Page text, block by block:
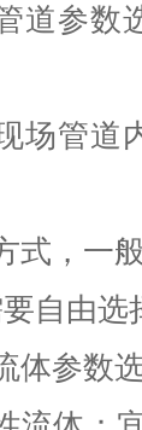
道参数
场管道
式，一
自由选
体参数